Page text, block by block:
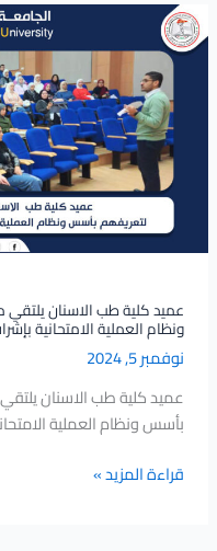
عميد كلية طب الاسنان
ونظام العملية الامتحانية
نوفمبر 5, 2024
عميد كلية طب الاسنان
بأسس ونظام العملية
عميد
كلية
طب
الاسنان
يلتقي
مع
طلاب
السنة
الأولى
لتعريفهم
ونظام
العملية
الامتحانية
بإشراف
الهيئة
الطلابية
في
الكلية
قراءة المزيد »